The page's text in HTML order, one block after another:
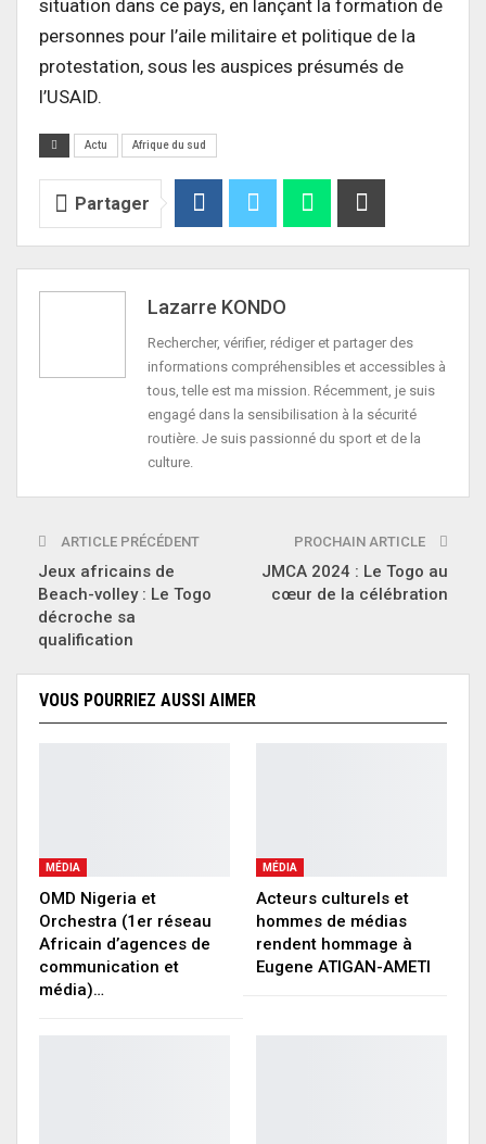
situation dans ce pays, en lançant la formation de
personnes pour l’aile militaire et politique de la
protestation, sous les auspices présumés de
l’USAID.
Actu Afrique du sud
Partager
Lazarre KONDO
Rechercher, vérifier, rédiger et partager des
informations compréhensibles et accessibles à
tous, telle est ma mission. Récemment, je suis
engagé dans la sensibilisation à la sécurité
routière. Je suis passionné du sport et de la
culture.
ARTICLE PRÉCÉDENT
Jeux africains de
Beach-volley : Le Togo
décroche sa
qualification
PROCHAIN ARTICLE
JMCA 2024 : Le Togo au
cœur de la célébration
VOUS POURRIEZ AUSSI AIMER
MÉDIA
OMD Nigeria et
Orchestra (1er réseau
Africain d’agences de
communication et
média)…
MÉDIA
Acteurs culturels et
hommes de médias
rendent hommage à
Eugene ATIGAN-AMETI